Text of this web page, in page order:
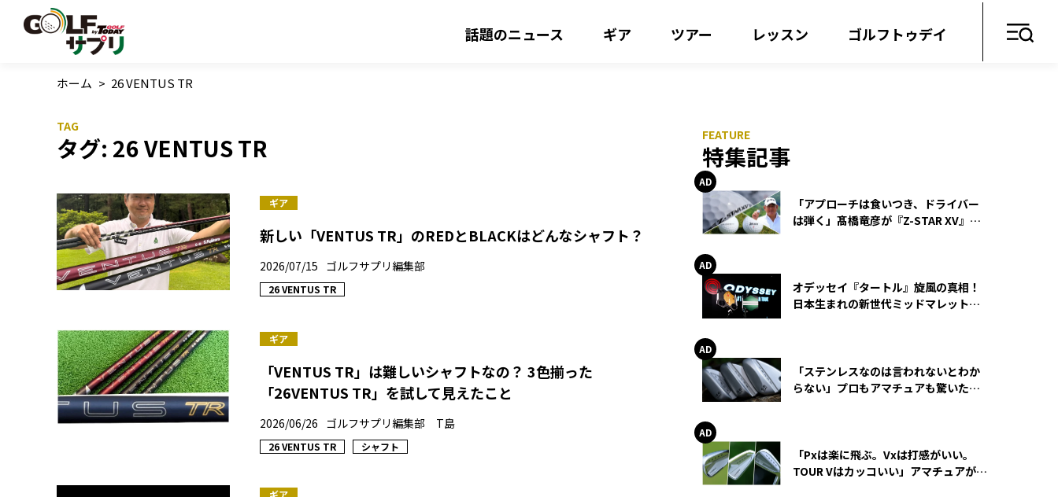
話題のニュース ギア ツアー レッスン ゴルフトゥデイ
ホーム > 26 VENTUS TR
タグ: 26 VENTUS TR
ギア
新しい「VENTUS TR」のREDとBLACKはどんなシャフト？
2026/07/15 ゴルフサプリ編集部
26 VENTUS TR
ギア
「VENTUS TR」は難しいシャフトなの？ 3色揃った
「26VENTUS TR」を試して見えたこと
2026/06/26 ゴルフサプリ編集部 T島
26 VENTUS TR シャフト
特集記事
「アプローチは食いつき、ドライバー
は弾く」髙橋竜彦が『Z-STAR XV』を
オデッセイ『タートル』旋風の真相！
日本生まれの新世代ミッドマレットが
「ステンレスなのは言われないとわか
らない」プロもアマチュアも驚いた
「Pxは楽に飛ぶ。Vxは打感がいい。
TOUR Vはカッコいい」アマチュアが選